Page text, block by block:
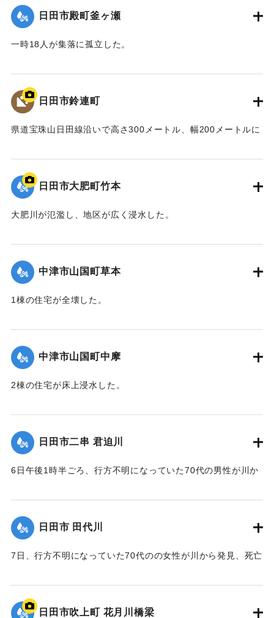
日田市殿町釜ヶ瀬
一時18人が集落に孤立した。
｜固有コード:01203011
日田市鈴連町
県道宝珠山日田線沿いで高さ300メートル、幅200メートルに
の消防団員の男性と60代、70代の女性2人が巻き込まれた。
男性は心肺停止の状態で病院に運ばれたが死亡が確認され
た。女性2人は全身や頭にけがをした。現場は崩れた土砂が地
日田市大肥町竹本
大肥川が氾濫し、地区が広く浸水した。
｜固有コード:01203005
中津市山国町草本
1棟の住宅が全壊した。
｜固有コード:01203006
中津市山国町中摩
2棟の住宅が床上浸水した。
｜固有コード:01203007
日田市二串 君迫川
6日午後1時半ごろ、行方不明になっていた70代の男性が川か
日田市 田代川
7日、行方不明になっていた70代のの女性が川から発見、死亡
｜固有コード:
日田市吹上町 花月川橋梁